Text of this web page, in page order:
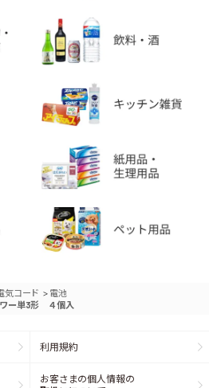
気コード > 電池
ー単3形 ４個入
利用規約
お客さまの個人情報の